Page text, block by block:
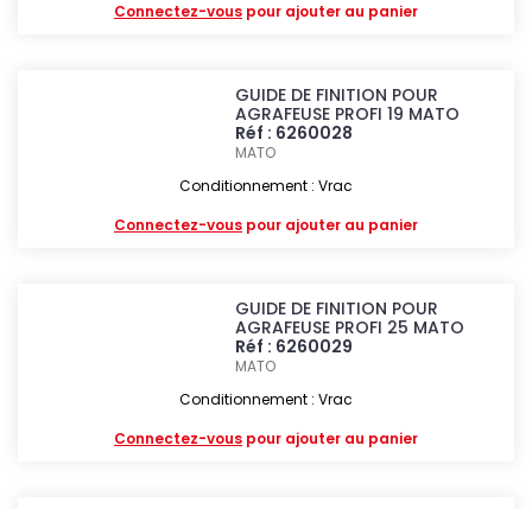
Connectez-vous pour ajouter au panier
GUIDE DE FINITION POUR
AGRAFEUSE PROFI 19 MATO
Réf : 6260028
MATO
Conditionnement : Vrac
Connectez-vous pour ajouter au panier
GUIDE DE FINITION POUR
AGRAFEUSE PROFI 25 MATO
Réf : 6260029
MATO
Conditionnement : Vrac
Connectez-vous pour ajouter au panier